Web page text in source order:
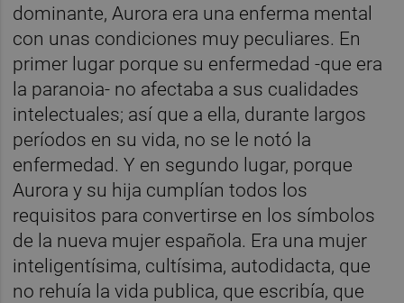
dominante, Aurora era una enferma mental
con unas condiciones muy peculiares. En
primer lugar porque su enfermedad -que era
la paranoia- no afectaba a sus cualidades
intelectuales; así que a ella, durante largos
períodos en su vida, no se le notó la
enfermedad. Y en segundo lugar, porque
Aurora y su hija cumplían todos los
requisitos para convertirse en los símbolos
de la nueva mujer española. Era una mujer
inteligentísima, cultísima, autodidacta, que
no rehuía la vida publica, que escribía, que